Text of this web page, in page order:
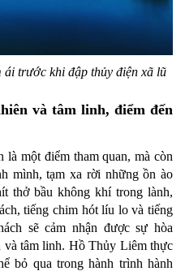
ái trước khi đập thủy điện xã lũ
và tâm linh, điểm đến
một điểm tham quan, mà còn
mình, tạm xa rời những ồn ào
thở bầu không khí trong lành,
tiếng chim hót líu lo và tiếng
sẽ cảm nhận được sự hòa
và tâm linh. Hồ Thủy Liêm thực
bỏ qua trong hành trình hành